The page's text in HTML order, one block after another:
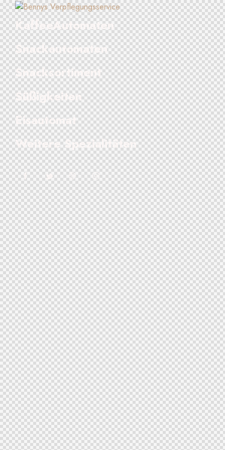
KaffeeAutomaten
Snackautomaten
Snacksortiment
Süßigkeiten
Eisautomat
Weitere Spezialitäten